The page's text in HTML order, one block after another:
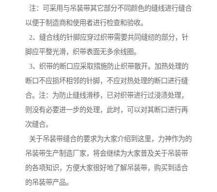
注：可采用与吊装带其它部分不同颜色的缝线进行缝合
以便于制造商和使用者进行检查和验收。
2、缝合线的针脚应穿过织带需要共同缝纫的部分，针
脚应平整光滑，织带表面无多余线圈。
3、织带的断口应采取措施防止织带散开。加热处理的
断口不应损坏相邻的针脚，不应对热处理的断口进行缝
合。注：为防止缝线滑移，已对织带进行过浸渍处理，
则没有必要进一步的处理，此时，可以对其断口进行再
次缝合。
关于吊装带缝合的要求为大家介绍到这里，力神作为的
吊装带生产制造厂家，将会继续为大家普及关于吊装带
的各项知识，方便大家很好地了解吊装带，购买到适合
的吊装带产品。